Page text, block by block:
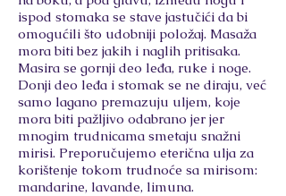
ispod stomaka se stave jastučići da bi
omogućili što udobniji položaj. Masaža
mora biti bez jakih i naglih pritisaka.
Masira se gornji deo leđa, ruke i noge.
Donji deo leđa i stomak se ne diraju, već
samo lagano premazuju uljem, koje
mora biti pažljivo odabrano jer jer
mnogim trudnicama smetaju snažni
mirisi. Preporučujemo eterična ulja za
korištenje tokom trudnoće sa mirisom:
mandarine, lavande, limuna.